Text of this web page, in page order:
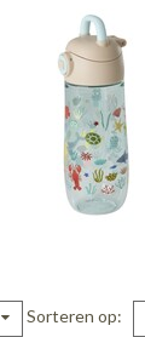
Sorteren op